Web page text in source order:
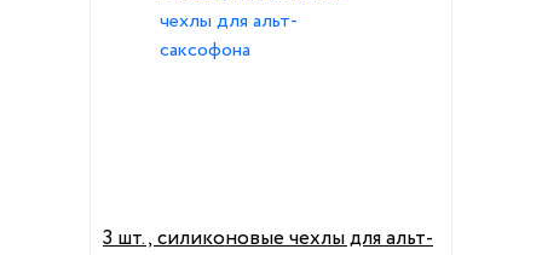
3 шт., силиконовые чехлы для альт-